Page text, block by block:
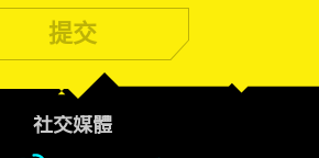
提交
社交媒體